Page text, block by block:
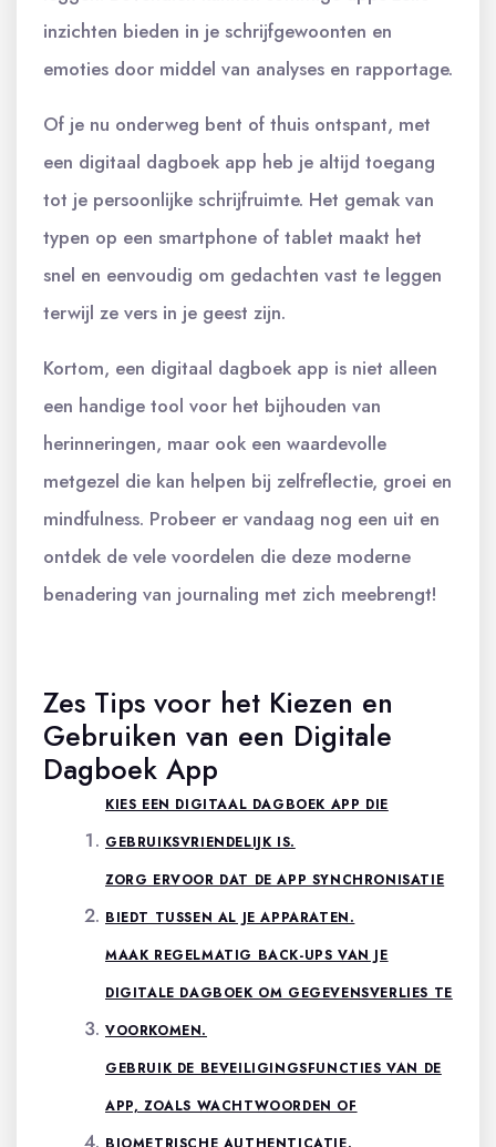
inzichten bieden in je schrijfgewoonten en
emoties door middel van analyses en rapportage.
Of je nu onderweg bent of thuis ontspant, met
een digitaal dagboek app heb je altijd toegang
tot je persoonlijke schrijfruimte. Het gemak van
typen op een smartphone of tablet maakt het
snel en eenvoudig om gedachten vast te leggen
terwijl ze vers in je geest zijn.
Kortom, een digitaal dagboek app is niet alleen
een handige tool voor het bijhouden van
herinneringen, maar ook een waardevolle
metgezel die kan helpen bij zelfreflectie, groei en
mindfulness. Probeer er vandaag nog een uit en
ontdek de vele voordelen die deze moderne
benadering van journaling met zich meebrengt!
Zes Tips voor het Kiezen en
Gebruiken van een Digitale
Dagboek App
KIES EEN DIGITAAL DAGBOEK APP DIE
GEBRUIKSVRIENDELIJK IS.
ZORG ERVOOR DAT DE APP SYNCHRONISATIE
BIEDT TUSSEN AL JE APPARATEN.
MAAK REGELMATIG BACK-UPS VAN JE
DIGITALE DAGBOEK OM GEGEVENSVERLIES TE
VOORKOMEN.
GEBRUIK DE BEVEILIGINGSFUNCTIES VAN DE
APP, ZOALS WACHTWOORDEN OF